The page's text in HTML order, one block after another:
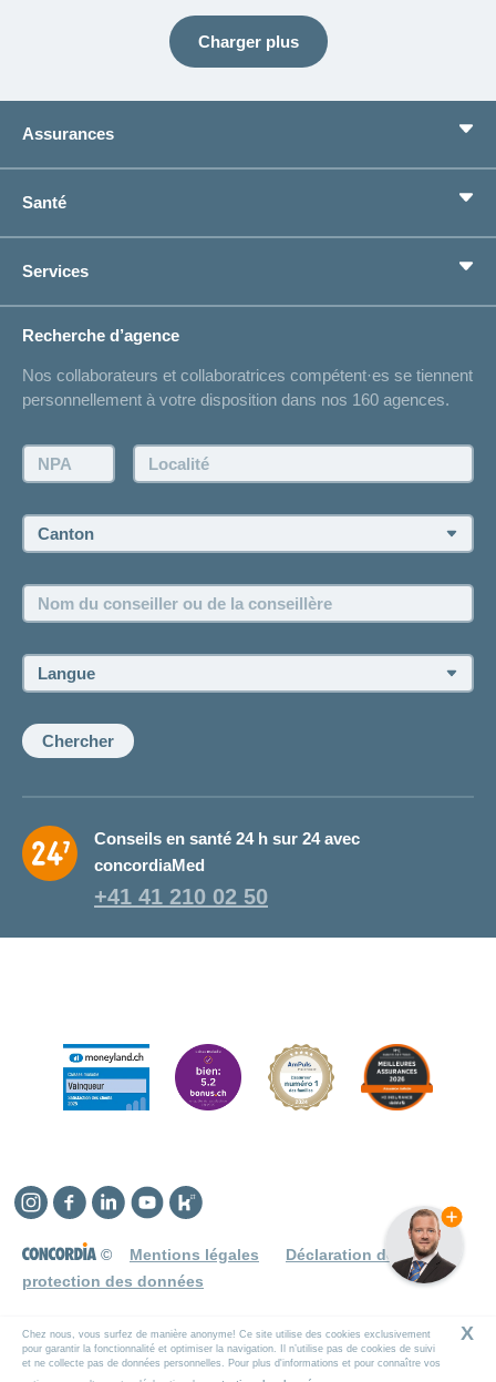
Charger plus
Chez nous, vous surfez de manière anonyme! Ce site utilise des cookies exclusivement
pour garantir la fonctionnalité et optimiser la navigation. Il n’utilise pas de cookies de suivi
et ne collecte pas de données personnelles. Pour plus d'informations et pour connaître vos
X
Assurances
Assurances complémentaires
Prévoyance
Je cherche une assurance pour...
Situations de vie
Réaliser des économies sur l'assurance
Santé
Boussole santé
Services
Listes des hôpitaux
Bulletin d'accident
Contact
Demande d'offre
Demander à l'agence de vous rappeler
Postes vacants
Recherche d’agence
Nos collaborateurs et collaboratrices compétent·es se tiennent
personnellement à votre disposition dans nos 160 agences.
NPA: Localité:
Canton:
Nom
du
ou
de
conseillère:
Langue:
Chercher
Conseils en santé 24 h sur 24 avec
concordiaMed
+41 41 210 02 50
© Mentions légales
Déclaration de
protection des données
Instagram
Facebook
LinkedinYouTube
Kununu